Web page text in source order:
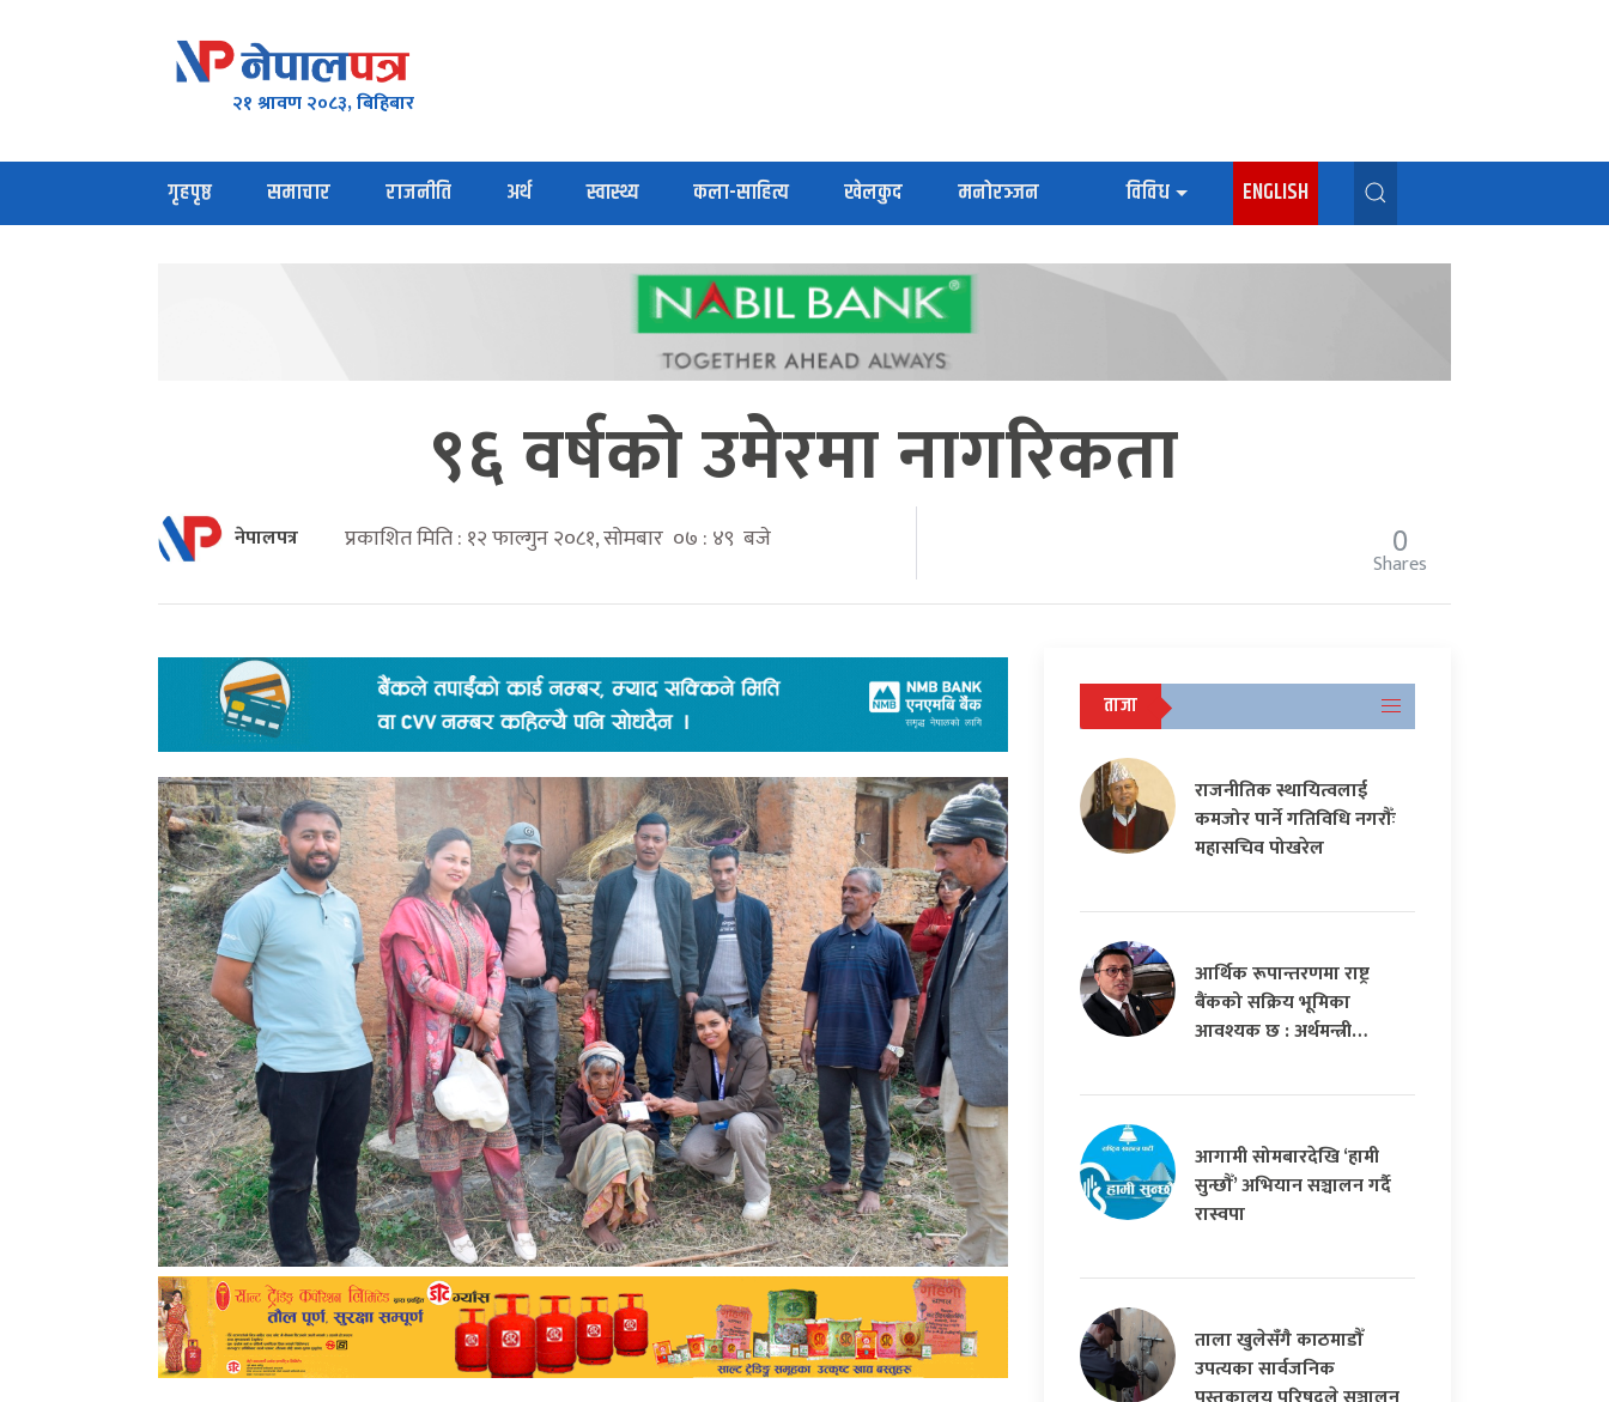
२१ श्रावण २०८३, बिहिबार
गृहपृष्ठ समाचार राजनीति अर्थ स्वास्थ्य कला-साहित्य खेलकुद मनोरञ्जन विविध ENGLISH
९६ वर्षको उमेरमा नागरिकता
नेपालपत्र प्रकाशित मिति : १२ फाल्गुन २०८१, सोमबार ०७ : ४९ बजे 0
Shares
ताजा
राजनीतिक स्थायित्वलाई
कमजोर पार्ने गतिविधि नगरौँः
महासचिव पोखरेल
आर्थिक रूपान्तरणमा राष्ट्र
बैंकको सक्रिय भूमिका
आवश्यक छ : अर्थमन्त्री…
आगामी सोमबारदेखि ‘हामी
सुन्छौँ’ अभियान सञ्चालन गर्दै
रास्वपा
ताला खुलेसँगै काठमाडौँ
उपत्यका सार्वजनिक